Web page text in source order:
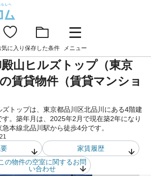
気に入り 保存した条件 メニュー
山ヒルズトップ（東京
賃貸物件（賃貸マンショ
ズトップは、東京都品川区北品川にある4階建
。築年月は、2025年2月で現在築2年になり
本線北品川駅から徒歩4分です。
家賃履歴
の物件の空室に関するお問
い合わせ